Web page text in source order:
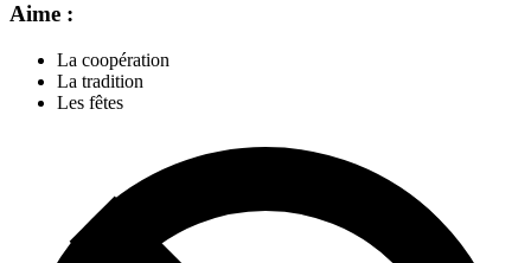
Aime :
La coopération
La tradition
Les fêtes